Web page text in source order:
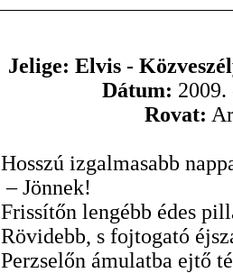
Jelige: Elvis -
Dátum: 2009.
Rovat:
Hosszú izgalmasabb
– Jönnek!
Frissítőn lengébb édes
Rövidebb, s fojtogató
Perzselőn ámulatba ejtő